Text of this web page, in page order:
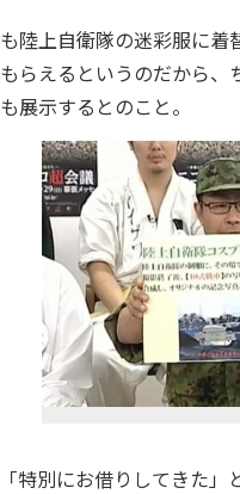
陸上自衛隊の迷彩服に
らえるというのだから
展示するとのこと。
特別にお借りしてきた